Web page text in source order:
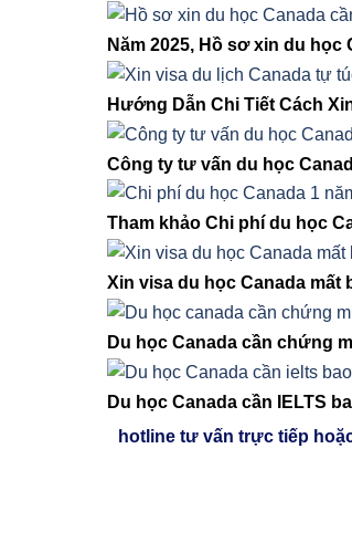
Năm 2025, Hồ sơ xin du
Hướng Dẫn Chi Tiết Cách
Công ty tư vấn du học
Tham khảo Chi phí du học
Xin visa du học Canada mất
Du học Canada cần chứng
Du học Canada cần IELTS
hotline tư vấn trực tiếp